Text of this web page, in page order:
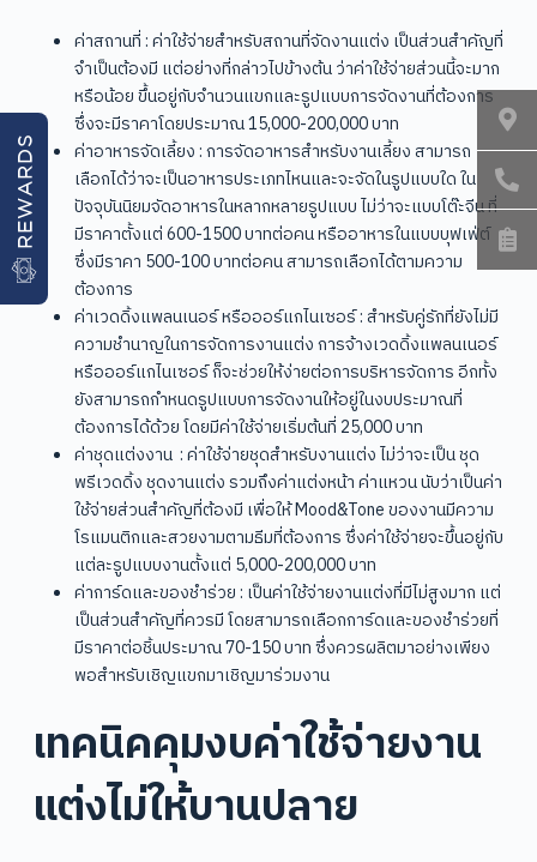
ค่าสถานที่ : ค่าใช้จ่ายสำหรับสถานที่จัดงานแต่ง เป็นส่วนสำคัญที่
จำเป็นต้องมี แต่อย่างที่กล่าวไปข้างต้น ว่าค่าใช้จ่ายส่วนนี้จะมาก
หรือน้อย ขึ้นอยู่กับจำนวนแขกและรูปแบบการจัดงานที่ต้องการ
ซึ่งจะมีราคาโดยประมาณ 15,000-200,000 บาท
ค่าอาหารจัดเลี้ยง : การจัดอาหารสำหรับงานเลี้ยง สามารถ
เลือกได้ว่าจะเป็นอาหารประเภทไหนและจะจัดในรูปแบบใด ใน
ปัจจุบันนิยมจัดอาหารในหลากหลายรูปแบบ ไม่ว่าจะแบบโต๊ะจีน ที่
มีราคาตั้งแต่ 600-1500 บาทต่อคน หรืออาหารในแบบบุฟเฟ่ต์
ซึ่งมีราคา 500-100 บาทต่อคน สามารถเลือกได้ตามความ
ต้องการ
ค่าเวดดิ้งแพลนเนอร์ หรือออร์แกไนเซอร์ : สำหรับคู่รักที่ยังไม่มี
ความชำนาญในการจัดการงานแต่ง การจ้างเวดดิ้งแพลนเนอร์
หรือออร์แกไนเซอร์ ก็จะช่วยให้ง่ายต่อการบริหารจัดการ อีกทั้ง
ยังสามารถกำหนดรูปแบบการจัดงานให้อยู่ในงบประมาณที่
ต้องการได้ด้วย โดยมีค่าใช้จ่ายเริ่มต้นที่ 25,000 บาท
ค่าชุดแต่งงาน : ค่าใช้จ่ายชุดสำหรับงานแต่ง ไม่ว่าจะเป็น ชุด
พรีเวดดิ้ง ชุดงานแต่ง รวมถึงค่าแต่งหน้า ค่าแหวน นับว่าเป็นค่า
ใช้จ่ายส่วนสำคัญที่ต้องมี เพื่อให้ Mood&Tone ของงานมีความ
โรแมนติกและสวยงามตามธีมที่ต้องการ ซึ่งค่าใช้จ่ายจะขึ้นอยู่กับ
แต่ละรูปแบบงานตั้งแต่ 5,000-200,000 บาท
ค่าการ์ดและของชำร่วย : เป็นค่าใช้จ่ายงานแต่งที่มีไม่สูงมาก แต่
เป็นส่วนสำคัญที่ควรมี โดยสามารถเลือกการ์ดและของชำร่วยที่
มีราคาต่อชิ้นประมาณ 70-150 บาท ซึ่งควรผลิตมาอย่างเพียง
พอสำหรับเชิญแขกมาเชิญมาร่วมงาน
เทคนิคคุมงบค่าใช้จ่ายงาน
แต่งไม่ให้บานปลาย
REWARDS